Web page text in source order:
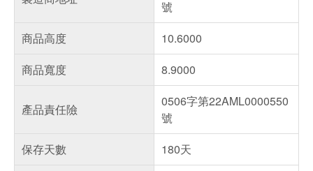
號
商品高度
10.6000
商品寬度
8.9000
產品責任險
0506字第22AML0000550
號
保存天數
180天